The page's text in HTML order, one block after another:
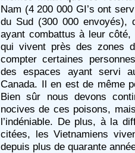
Nam (4 200 000 GI’s ont
du Sud (300 000 envoyés),
ayant combattus à leur
qui vivent près des zones
compter certaines
des espaces ayant servi
Canada. Il en est de même
Bien sûr nous devons
nocives de ces poisons,
l’indéniable. De plus, à la
citées, les Vietnamiens
depuis plus de quarante